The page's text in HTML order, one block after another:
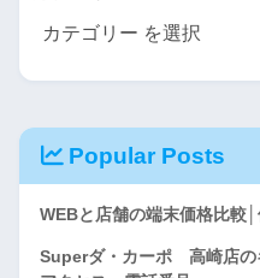
Popular Posts
WEBと店舗の端末価格比較
Superダ・カーポ 高崎店の